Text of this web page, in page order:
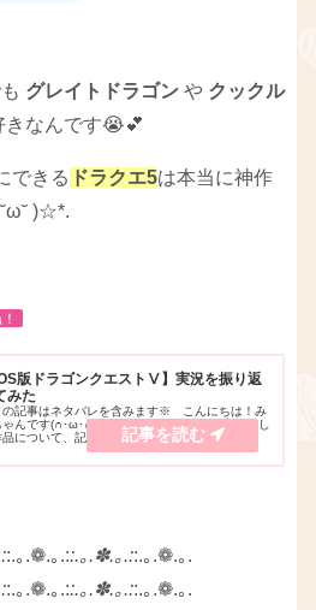
グレイトドラゴン や クックル
きなんです😭💕
できる ドラクエ5は本当に神作
)☆*.
版ドラゴンクエストⅤ】実況を振り返
みた
記事はネタバレを含みます※ こんにちは！み
ゃんです(∩･ω･∩)♪ 今回は、私が過去に実況をし
について、記事を書いていこうと思います
๑)🍀 タイトルは【 iOS版 ドラゴンクエストⅤ
す！実況時期：2016年6...
:.｡.❁.｡.::.｡.✽.｡.::.｡.❁.｡.
:.｡.❁.｡.::.｡.✽.｡.::.｡.❁.｡.